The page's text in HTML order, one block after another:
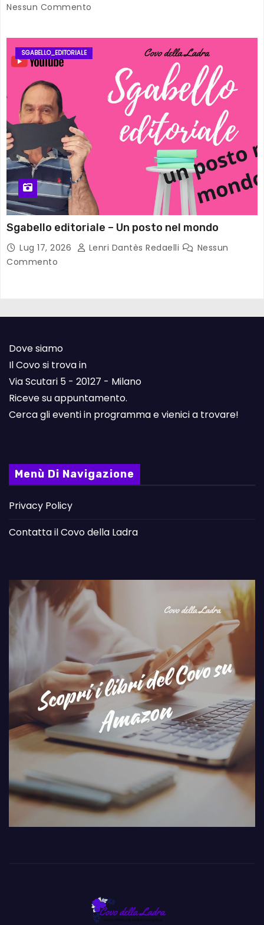
Nessun Commento
SGABELLO_EDITORIALE
Sgabello editoriale – Un posto nel mondo
Lug 17, 2026 Lenri Dantès Redaelli
Nessun
Commento
Dove siamo
Il Covo si trova in
Via Scutari 5 - 20127 - Milano
Riceve su appuntamento.
Cerca gli eventi in programma e vienici a trovare!
Menù Di Navigazione
Privacy Policy
Contatta il Covo della Ladra